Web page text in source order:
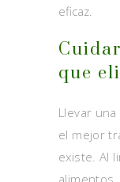
eficaz.
que
Llevar
el mejor
existe. Al